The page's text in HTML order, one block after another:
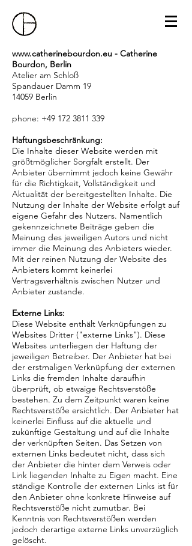
www.catherinebourdon.eu - Catherine
Bourdon, Berlin
Atelier am Schloß
Spandauer Damm 19
14059 Berlin
phone: +49 172 3811 339
Haftungsbeschränkung:
Die Inhalte dieser Website werden mit
größtmöglicher Sorgfalt erstellt. Der
Anbieter übernimmt jedoch keine Gewähr
für die Richtigkeit, Vollständigkeit und
Aktualität der bereitgestellten Inhalte. Die
Nutzung der Inhalte der Website erfolgt auf
eigene Gefahr des Nutzers. Namentlich
gekennzeichnete Beiträge geben die
Meinung des jeweiligen Autors und nicht
immer die Meinung des Anbieters wieder.
Mit der reinen Nutzung der Website des
Anbieters kommt keinerlei
Vertragsverhältnis zwischen Nutzer und
Anbieter zustande.
Externe Links:
Diese Website enthält Verknüpfungen zu
Websites Dritter ("externe Links"). Diese
Websites unterliegen der Haftung der
jeweiligen Betreiber. Der Anbieter hat bei
der erstmaligen Verknüpfung der externen
Links die fremden Inhalte daraufhin
überprüft, ob etwaige Rechtsverstöße
bestehen. Zu dem Zeitpunkt waren keine
Rechtsverstöße ersichtlich. Der Anbieter hat
keinerlei Einfluss auf die aktuelle und
zukünftige Gestaltung und auf die Inhalte
der verknüpften Seiten. Das Setzen von
externen Links bedeutet nicht, dass sich
der Anbieter die hinter dem Verweis oder
Link liegenden Inhalte zu Eigen macht. Eine
ständige Kontrolle der externen Links ist für
den Anbieter ohne konkrete Hinweise auf
Rechtsverstöße nicht zumutbar. Bei
Kenntnis von Rechtsverstößen werden
jedoch derartige externe Links unverzüglich
gelöscht.